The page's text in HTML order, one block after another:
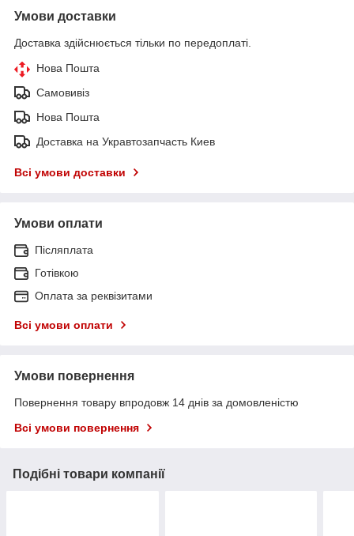
Умови доставки
Доставка здійснюється тільки по передоплаті.
Нова Пошта
Самовивіз
Нова Пошта
Доставка на Укравтозапчасть Киев
Всі умови доставки
Умови оплати
Післяплата
Готівкою
Оплата за реквізитами
Всі умови оплати
Умови повернення
Повернення товару впродовж 14 днів за домовленістю
Всі умови повернення
Подібні товари компанії